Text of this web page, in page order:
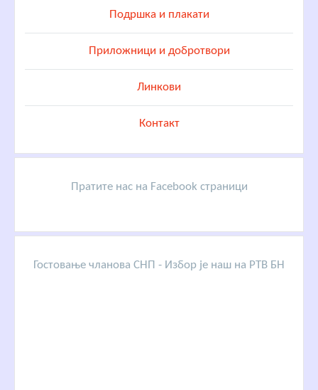
Подршка и плакати
Приложници и добротвори
Линкови
Контакт
Пратите нас на Facebook страници
Гостовање чланова СНП - Избор је наш на РТВ БН